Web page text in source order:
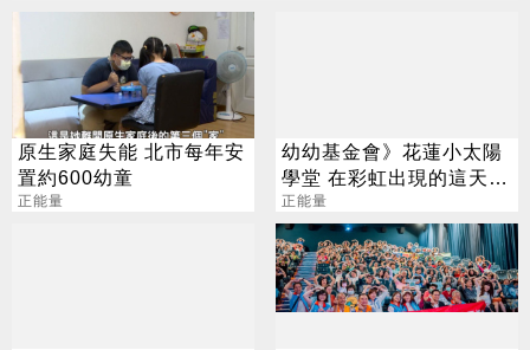
原生家庭失能 北市每年安
置約600幼童
正能量
幼幼基金會》花蓮小太陽
學堂 在彩虹出現的這天動
工了
正能量